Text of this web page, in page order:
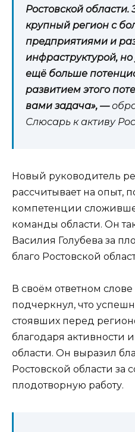
Ростовской
крупный регион с
предприятиями и
инфраструктурой,
ещё больше
развитием этого
вами задача», —
Слюсарь к активу
Новый руководитель
рассчитывает на опыт,
компетенции
команды области. Он
Василия Голубева за
благо Ростовской
В своём ответном
подчеркнул, что
стоявших перед
благодаря активности
области. Он выразил
Ростовской области за
плодотворную работу.